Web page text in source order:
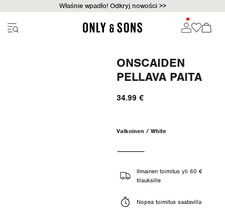
Właśnie wpadło! Odkryj nowości >>
ONSCAIDEN
PELLAVA PAITA
34.99 €
Valkoinen / White
Ilmainen toimitus yli 60 €
tilauksille
Nopea toimitus saatavilla